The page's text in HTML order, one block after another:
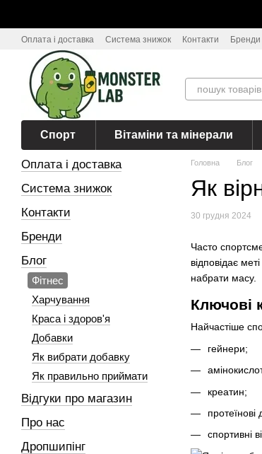
Оплата і доставка Система знижок Контакти Бренди
Спорт Вітаміни та мінерали
Головна Блог
Як
30 грудня 2024
Часто
відповідає
набрати масу.
Ключові
Найчастіше
гейнери;
креатин;
протеїнові
спортивні
Оплата і доставка
Система знижок
Контакти
Бренди
Блог
Фітнес
Харчування
Краса і здоров'я
Добавки
Як вибрати добавку
Як правильно приймати
Відгуки про магазин
Про нас
Дропшипінг